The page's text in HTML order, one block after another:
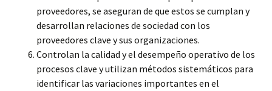
proveedores, se aseguran de que estos se cumplan y
desarrollan relaciones de sociedad con los
proveedores clave y sus organizaciones.
Controlan la calidad y el desempeño operativo de los
procesos clave y utilizan métodos sistemáticos para
identificar las variaciones importantes en el